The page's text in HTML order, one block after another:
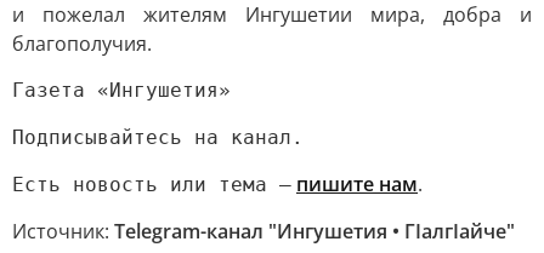
и пожелал жителям Ингушетии мира, добра и
благополучия.
Газета «Ингушетия»
Подписывайтесь на канал.
Есть новость или тема — пишите нам.
Источник: Telegram-канал "Ингушетия • ГIалгIайче"